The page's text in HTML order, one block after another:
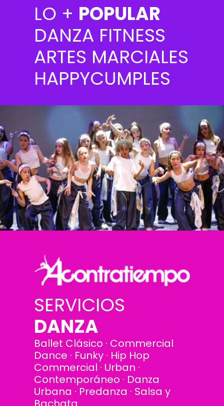
LO + POPULAR
DANZA FITNESS
ARTES MARCIALES
HAPPYCUMPLES
SERVICIOS
DANZA
Ballet Clásico · Commercial
Dance · Funky · Hip Hop
Commercial · Urban ·
Contemporáneo · Danza
Urbana · Predanza · Salsa y